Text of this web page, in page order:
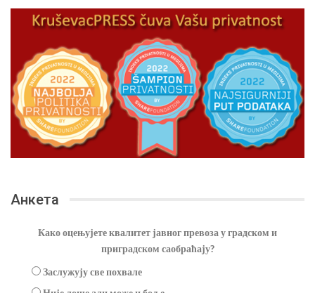
Анкета
Како оцењујете квалитет јавног превоза у градском и
приградском саобраћају?
Заслужују све похвале